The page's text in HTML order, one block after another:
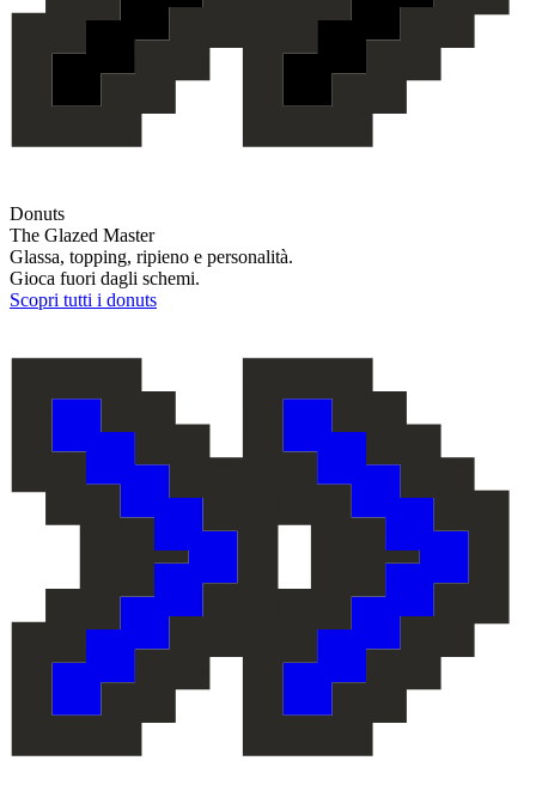
Donuts
The Glazed Master
Glassa, topping, ripieno e personalità.
Gioca fuori dagli schemi.
Scopri tutti i donuts